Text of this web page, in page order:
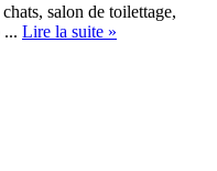
salon de toilettage,
... Lire la suite »